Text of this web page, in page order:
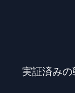
実証済みの